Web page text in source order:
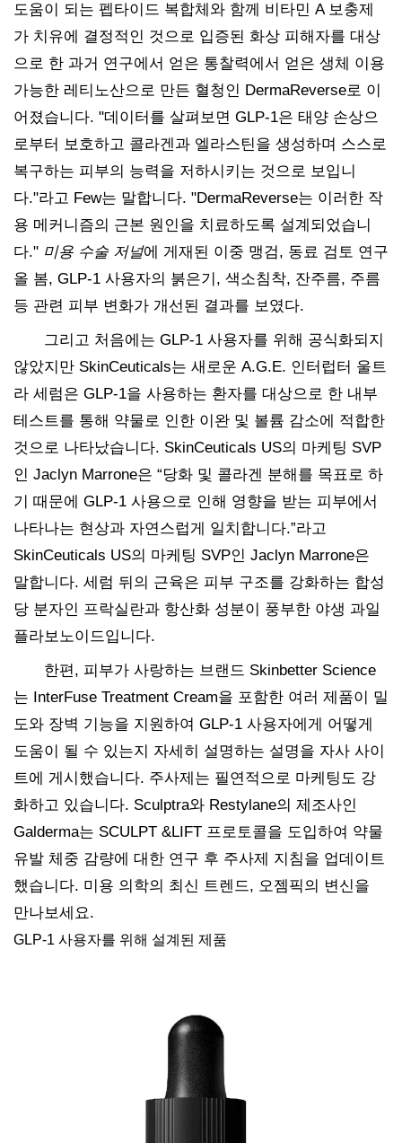
도움이 되는 펩타이드 복합체와 함께 비타민 A 보충제
가 치유에 결정적인 것으로 입증된 화상 피해자를 대상
으로 한 과거 연구에서 얻은 통찰력에서 얻은 생체 이용
가능한 레티노산으로 만든 혈청인 DermaReverse로 이
어졌습니다. "데이터를 살펴보면 GLP-1은 태양 손상으
로부터 보호하고 콜라겐과 엘라스틴을 생성하며 스스로
복구하는 피부의 능력을 저하시키는 것으로 보입니
다."라고 Few는 말합니다. "DermaReverse는 이러한 작
용 메커니즘의 근본 원인을 치료하도록 설계되었습니
다." 미용 수술 저널에 게재된 이중 맹검, 동료 검토 연구
올 봄, GLP-1 사용자의 붉은기, 색소침착, 잔주름, 주름
등 관련 피부 변화가 개선된 결과를 보였다.
그리고 처음에는 GLP-1 사용자를 위해 공식화되지
않았지만 SkinCeuticals는 새로운 A.G.E. 인터럽터 울트
라 세럼은 GLP-1을 사용하는 환자를 대상으로 한 내부
테스트를 통해 약물로 인한 이완 및 볼륨 감소에 적합한
것으로 나타났습니다. SkinCeuticals US의 마케팅 SVP
인 Jaclyn Marrone은 “당화 및 콜라겐 분해를 목표로 하
기 때문에 GLP-1 사용으로 인해 영향을 받는 피부에서
나타나는 현상과 자연스럽게 일치합니다.”라고
SkinCeuticals US의 마케팅 SVP인 Jaclyn Marrone은
말합니다. 세럼 뒤의 근육은 피부 구조를 강화하는 합성
당 분자인 프락실란과 항산화 성분이 풍부한 야생 과일
플라보노이드입니다.
한편, 피부가 사랑하는 브랜드 Skinbetter Science
는 InterFuse Treatment Cream을 포함한 여러 제품이 밀
도와 장벽 기능을 지원하여 GLP-1 사용자에게 어떻게
도움이 될 수 있는지 자세히 설명하는 설명을 자사 사이
트에 게시했습니다. 주사제는 필연적으로 마케팅도 강
화하고 있습니다. Sculptra와 Restylane의 제조사인
Galderma는 SCULPT &LIFT 프로토콜을 도입하여 약물
유발 체중 감량에 대한 연구 후 주사제 지침을 업데이트
했습니다. 미용 의학의 최신 트렌드, 오젬픽의 변신을
만나보세요.
GLP-1 사용자를 위해 설계된 제품